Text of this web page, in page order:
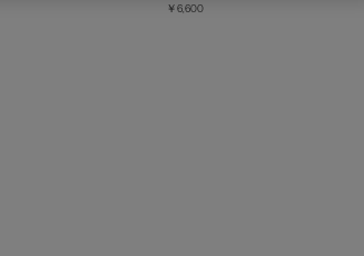
￥6,600